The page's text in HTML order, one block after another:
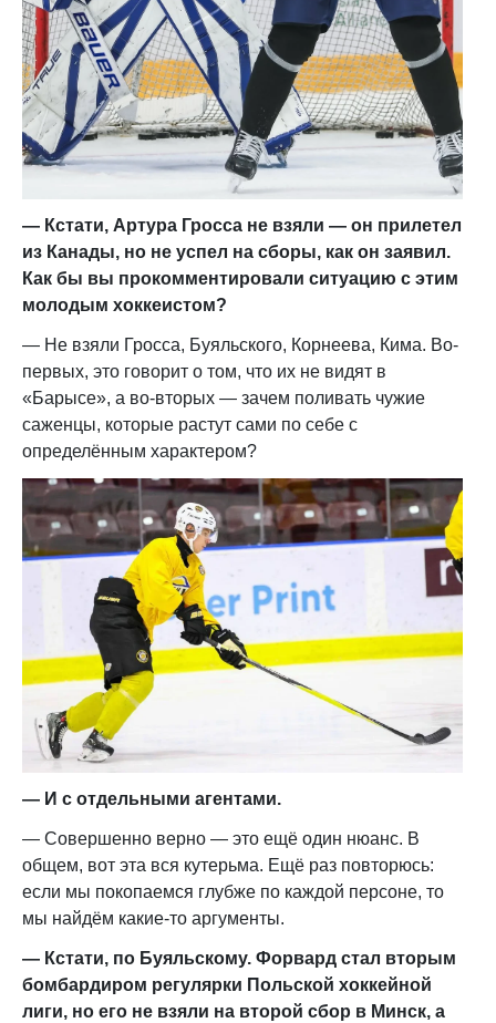
— Кстати, Артура Гросса не взяли — он прилетел
из Канады, но не успел на сборы, как он заявил.
Как бы вы прокомментировали ситуацию с этим
молодым хоккеистом?
— Не взяли Гросса, Буяльского, Корнеева, Кима. Во-
первых, это говорит о том, что их не видят в
«Барысе», а во-вторых — зачем поливать чужие
саженцы, которые растут сами по себе с
определённым характером?
— И с отдельными агентами.
— Совершенно верно — это ещё один нюанс. В
общем, вот эта вся кутерьма. Ещё раз повторюсь:
если мы покопаемся глубже по каждой персоне, то
мы найдём какие-то аргументы.
— Кстати, по Буяльскому. Форвард стал вторым
бомбардиром регулярки Польской хоккейной
лиги, но его не взяли на второй сбор в Минск, а